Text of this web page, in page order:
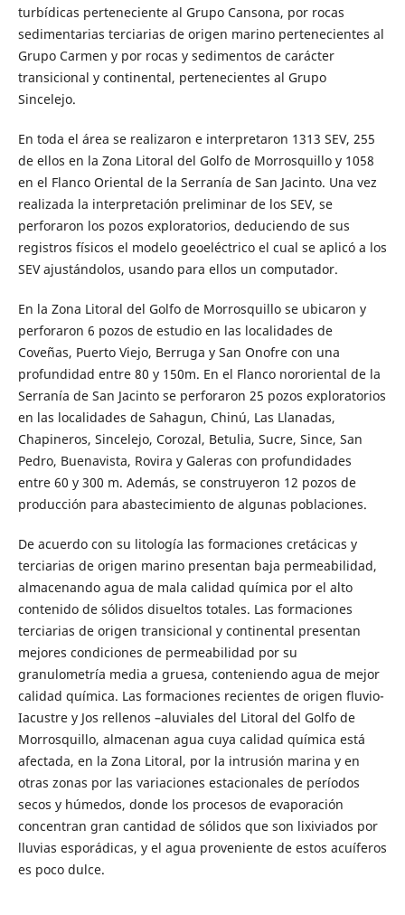
turbídicas perteneciente al Grupo Cansona, por rocas
sedimentarias terciarias de origen marino pertenecientes al
Grupo Carmen y por rocas y sedimentos de carácter
transicional y continental, pertenecientes al Grupo
Sincelejo.
En toda el área se realizaron e interpretaron 1313 SEV, 255
de ellos en la Zona Litoral del Golfo de Morrosquillo y 1058
en el Flanco Oriental de la Serranía de San Jacinto. Una vez
realizada la interpretación preliminar de los SEV, se
perforaron los pozos exploratorios, deduciendo de sus
registros físicos el modelo geoeléctrico el cual se aplicó a los
SEV ajustándolos, usando para ellos un computador.
En la Zona Litoral del Golfo de Morrosquillo se ubicaron y
perforaron 6 pozos de estudio en las localidades de
Coveñas, Puerto Viejo, Berruga y San Onofre con una
profundidad entre 80 y 150m. En el Flanco nororiental de la
Serranía de San Jacinto se perforaron 25 pozos exploratorios
en las localidades de Sahagun, Chinú, Las Llanadas,
Chapineros, Sincelejo, Corozal, Betulia, Sucre, Since, San
Pedro, Buenavista, Rovira y Galeras con profundidades
entre 60 y 300 m. Además, se construyeron 12 pozos de
producción para abastecimiento de algunas poblaciones.
De acuerdo con su litología las formaciones cretácicas y
terciarias de origen marino presentan baja permeabilidad,
almacenando agua de mala calidad química por el alto
contenido de sólidos disueltos totales. Las formaciones
terciarias de origen transicional y continental presentan
mejores condiciones de permeabilidad por su
granulometría media a gruesa, conteniendo agua de mejor
calidad química. Las formaciones recientes de origen fluvio-
Iacustre y Jos rellenos –aluviales del Litoral del Golfo de
Morrosquillo, almacenan agua cuya calidad química está
afectada, en la Zona Litoral, por la intrusión marina y en
otras zonas por las variaciones estacionales de períodos
secos y húmedos, donde los procesos de evaporación
concentran gran cantidad de sólidos que son lixiviados por
lluvias esporádicas, y el agua proveniente de estos acuíferos
es poco dulce.